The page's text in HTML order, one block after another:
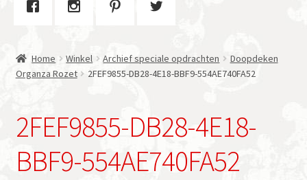
Contact
Home Winkel Archief speciale opdrachten
Doopdeken
Organza Rozet
2FEF9855-DB28-4E18-BBF9-554AE740FA52
2FEF9855-DB28-4E18-
BBF9-554AE740FA52